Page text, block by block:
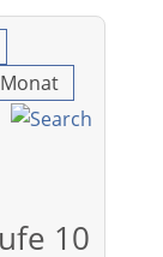
10